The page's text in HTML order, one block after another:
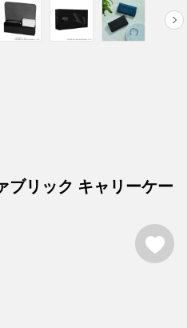
ブリック キャリーケー